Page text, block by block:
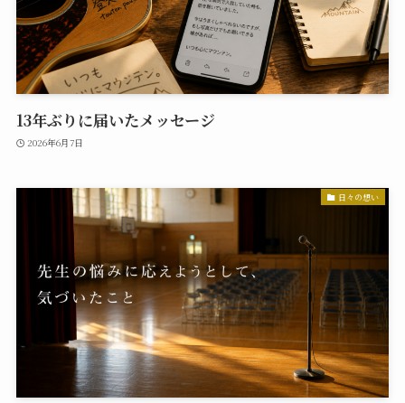
13年ぶりに届いたメッセージ
2026年6月7日
日々の想い